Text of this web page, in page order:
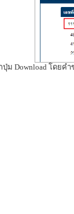
ม Download โดยค